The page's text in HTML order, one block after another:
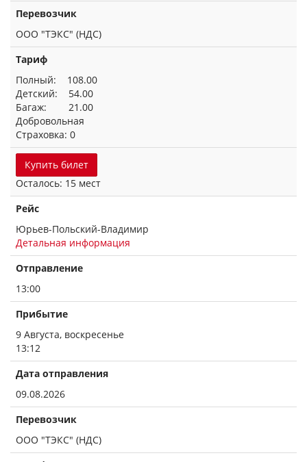
Перевозчик
ООО "ТЭКС" (НДС)
Тариф
Полный: 108.00
Детский: 54.00
Багаж: 21.00
Добровольная
Страховка: 0
Купить билет
Осталось: 15 мест
Рейс
Юрьев-Польский-Владимир
Детальная информация
Отправление
13:00
Прибытие
9 Августа, воскресенье
13:12
Дата отправления
09.08.2026
Перевозчик
ООО "ТЭКС" (НДС)